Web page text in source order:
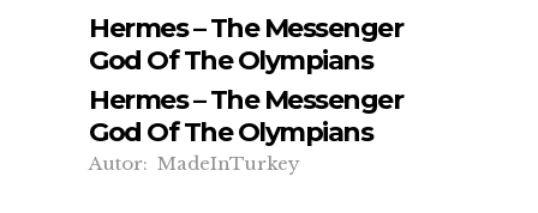
Hermes – The Messenger
God Of The Olympians
Hermes – The Messenger
God Of The Olympians
Autor: MadeInTurkey